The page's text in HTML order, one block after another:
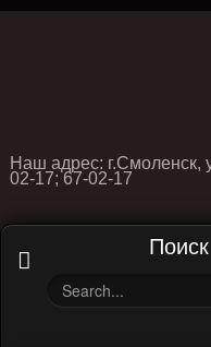
Наш адрес:
02-17; 67-02-17
Поиск